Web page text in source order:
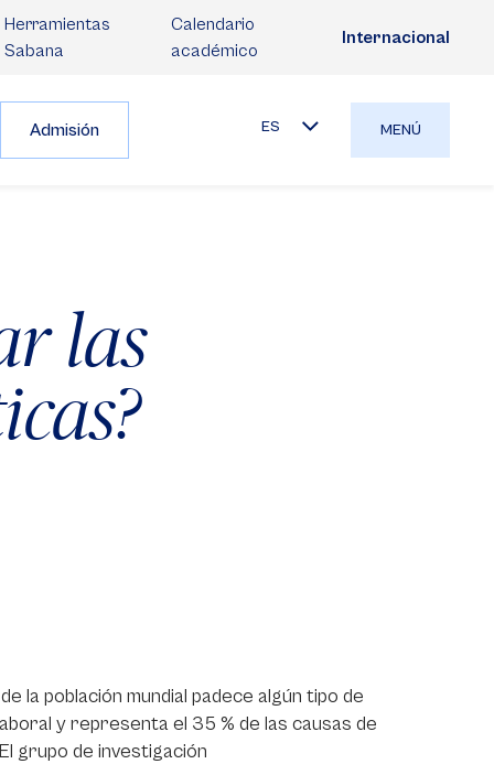
Herramientas
Sabana
Calendario
académico
Internacional
Admisión ES MENÚ
las
la población mundial padece algún tipo de
y representa el 35 % de las causas de
grupo de investigación